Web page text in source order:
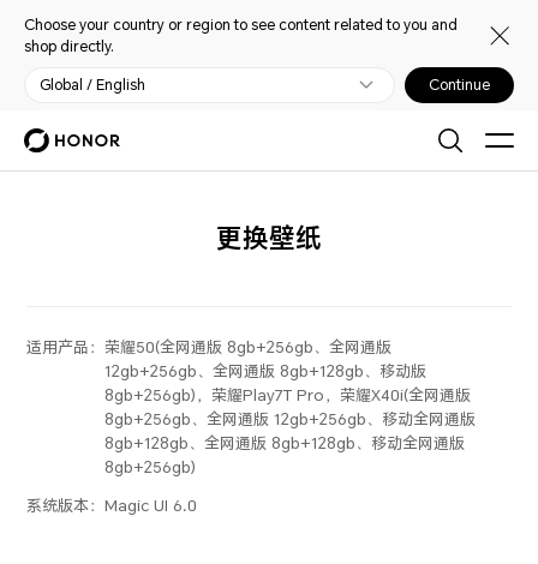
Choose your country or region to see content related to you and
shop directly.
Global / English Continue
更换壁纸
适用产品： 荣耀50(全网通版 8gb+256gb、全网通版
12gb+256gb、全网通版 8gb+128gb、移动版
8gb+256gb)，荣耀Play7T Pro，荣耀X40i(全网通版
8gb+256gb、全网通版 12gb+256gb、移动全网通版
8gb+128gb、全网通版 8gb+128gb、移动全网通版
8gb+256gb)
系统版本：Magic UI 6.0